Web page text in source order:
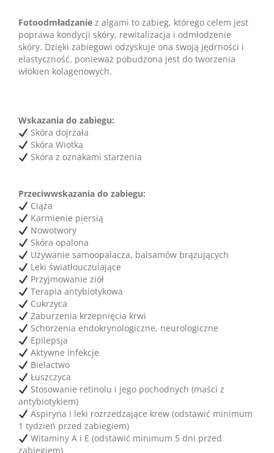
Fotoodmładzanie z algami to zabieg, którego celem jest
poprawa kondycji skóry, rewitalizacja i odmłodzenie
skóry. Dzięki zabiegowi odzyskuje ona swoją jędrności i
elastyczność, ponieważ pobudzona jest do tworzenia
włókien kolagenowych.
Wskazania do zabiegu:
Skóra dojrzała
Skóra Wiotka
Skóra z oznakami starzenia
Przeciwwskazania do zabiegu:
Ciąża
Karmienie piersią
Nowotwory
Skóra opalona
Używanie samoopalacza, balsamów brązujących
Leki światłouczulające
Przyjmowanie ziół
Terapia antybiotykowa
Cukrzyca
Zaburzenia krzepnięcia krwi
Schorzenia endokrynologiczne, neurologiczne
Epilepsja
Aktywne infekcje
Bielactwo
Łuszczyca
Stosowanie retinolu i jego pochodnych (maści z
antybiotykiem)
Aspiryna i leki rozrzedzające krew (odstawić minimum
1 tydzień przed zabiegiem)
Witaminy A i E (odstawić minimum 5 dni przed
zabiegiem)